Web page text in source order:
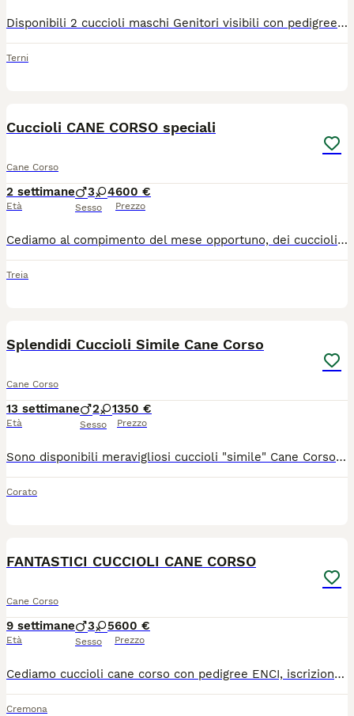
Disponibili 2 cuccioli maschi Genitori visibili con pedigree ENCI I cuccioli verranno ceduti con microchip, sverminazione, vaccini e pedigree Prezzo variabile a seconda del cucciolo a causa del colore
Terni
Cuccioli CANE CORSO speciali
Cane Corso
2 settimane
Età
3 4
Sesso
600 €
Prezzo
Cediamo al compimento del mese opportuno, dei cuccioli stupendi, da madre colore tabby scuro e padre grigio. Verranno ceduti con o senza pedigree, con prezzi differenti. Per noi è essenziale che il cucciolo trovi una famiglia idonea per cui verranno seguite le persona alla scelta giusta. Il cane corso si può adattare a varie situazioni famigliari, ma il carattere potrebbe influire in questo. Che il CANE SCELGA la famiglia sarebbe la cosa più opportuna. Chiediamo una telefonata di conoscimento previo messaggio Whatsapp, così da iniziare a conoscerci meglio. Ai cuccioli verranno dati alimenti scelti per integrare subito vitamine e minerali per la crescita. Ottimo che la nuova famiglia possa vedere il cucciolo più spesso per creare quel legame indissolubile. Possibilità di trasporto del cucciolo a carico della famiglia. SI parte da un prezzo minimo per poi valutare se è il primo nato o le caratteristiche, il prezzo messo è senza pedigree. La linea di sangue è ottima. Attualmente abbiamo un maschio scuro e due grigi, e tutte femmine grigie tranne una. A BREVE nuove foto disponibili PER ALTRE INFO SU FB: I CANI DI SINOEL-MONTELUPONE MC CONSIGLIAMO VIVAMENTE DI MANDARE UN WHATSAPP PER INFO E FOTO AGGIORNATE. GRAZIE
Treia
Splendidi Cuccioli Simile Cane Corso
Cane Corso
13 settimane
Età
2 1
Sesso
350 €
Prezzo
Sono disponibili meravigliosi cuccioli "simile" Cane Corso nati il 6 maggio scorso, ideali per chi cerca un compagno forte, fedele e dal mantello davvero esclusivo. Come previsto dalle disposizioni di legge in materia, si utilizza il termine "simile" esclusivamente per la mancanza del pedigree. Nello specifico sono disponibili tre cuccioli: una femmina di colore bianco, un maschio di colore bianco e un maschio di un bel colore caffelatte. I piccoli sono nati e cresciuti in un contesto garantito, con genitori e nonni materni tutti presenti e visibili di persona a Corato, in provincia di Bari. In allegato all'annuncio sono presenti anche le foto del padre (uno splendido cucciolone di circa 20 mesi) e della madre insieme ai piccoli a dieci giorni dalla nascita. Il prezzo per ciascun cucciolo è di 350 €. Per qualsiasi informazione aggiuntiva, per ricevere altre foto dettagliate dei singoli cuccioli disponibili o per fissare un appuntamento e venire a conoscerli di persona a Corato insieme alla loro famiglia canina, potete contattarmi direttamente in privato. Si richiede la massima serietà.
Corato
FANTASTICI CUCCIOLI CANE CORSO
Cane Corso
9 settimane
Età
3 5
Sesso
600 €
Prezzo
Cediamo cuccioli cane corso con pedigree ENCI, iscrizione anagrafe canina, vaccinazioni, sverminati e con microchip. Genitori entrambi con pedigree ENCI, visibili di nostra proprietà. Mamma nera e padre grigio tigrato. Disponibili da Agosto, richiesta di 600 euro.
Cremona